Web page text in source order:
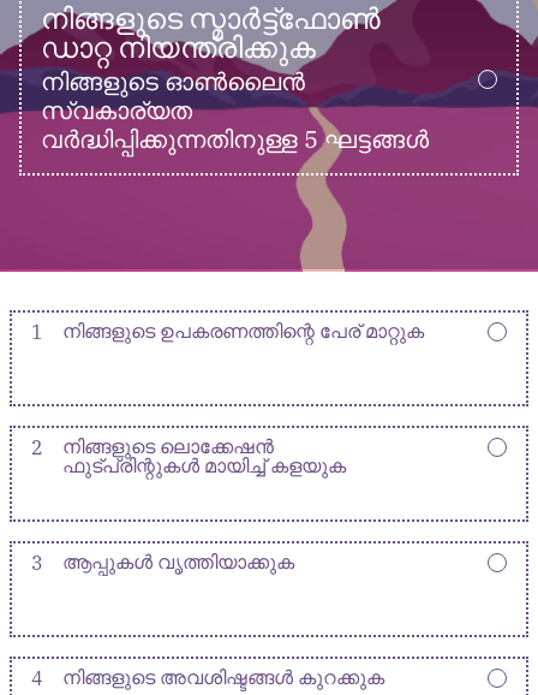
നിങ്ങളുടെ സ്മാർട്ട്ഫോൺ
ഡാറ്റ നിയന്ത്രിക്കുക
നിങ്ങളുടെ ഓൺലൈൻ
സ്വകാര്യത
വർദ്ധിപ്പിക്കുന്നതിനുള്ള 5 ഘട്ടങ്ങൾ
1 നിങ്ങളുടെ ഉപകരണത്തിന്റെ പേര് മാറ്റുക
2
നിങ്ങളുടെ ലൊക്കേഷൻ
ഫുട്പ്രിന്റുകൾ മായിച്ച് കളയുക
3 ആപ്പുകൾ വൃത്തിയാക്കുക
4 നിങ്ങളുടെ അവശിഷ്ടങ്ങൾ കുറക്കുക